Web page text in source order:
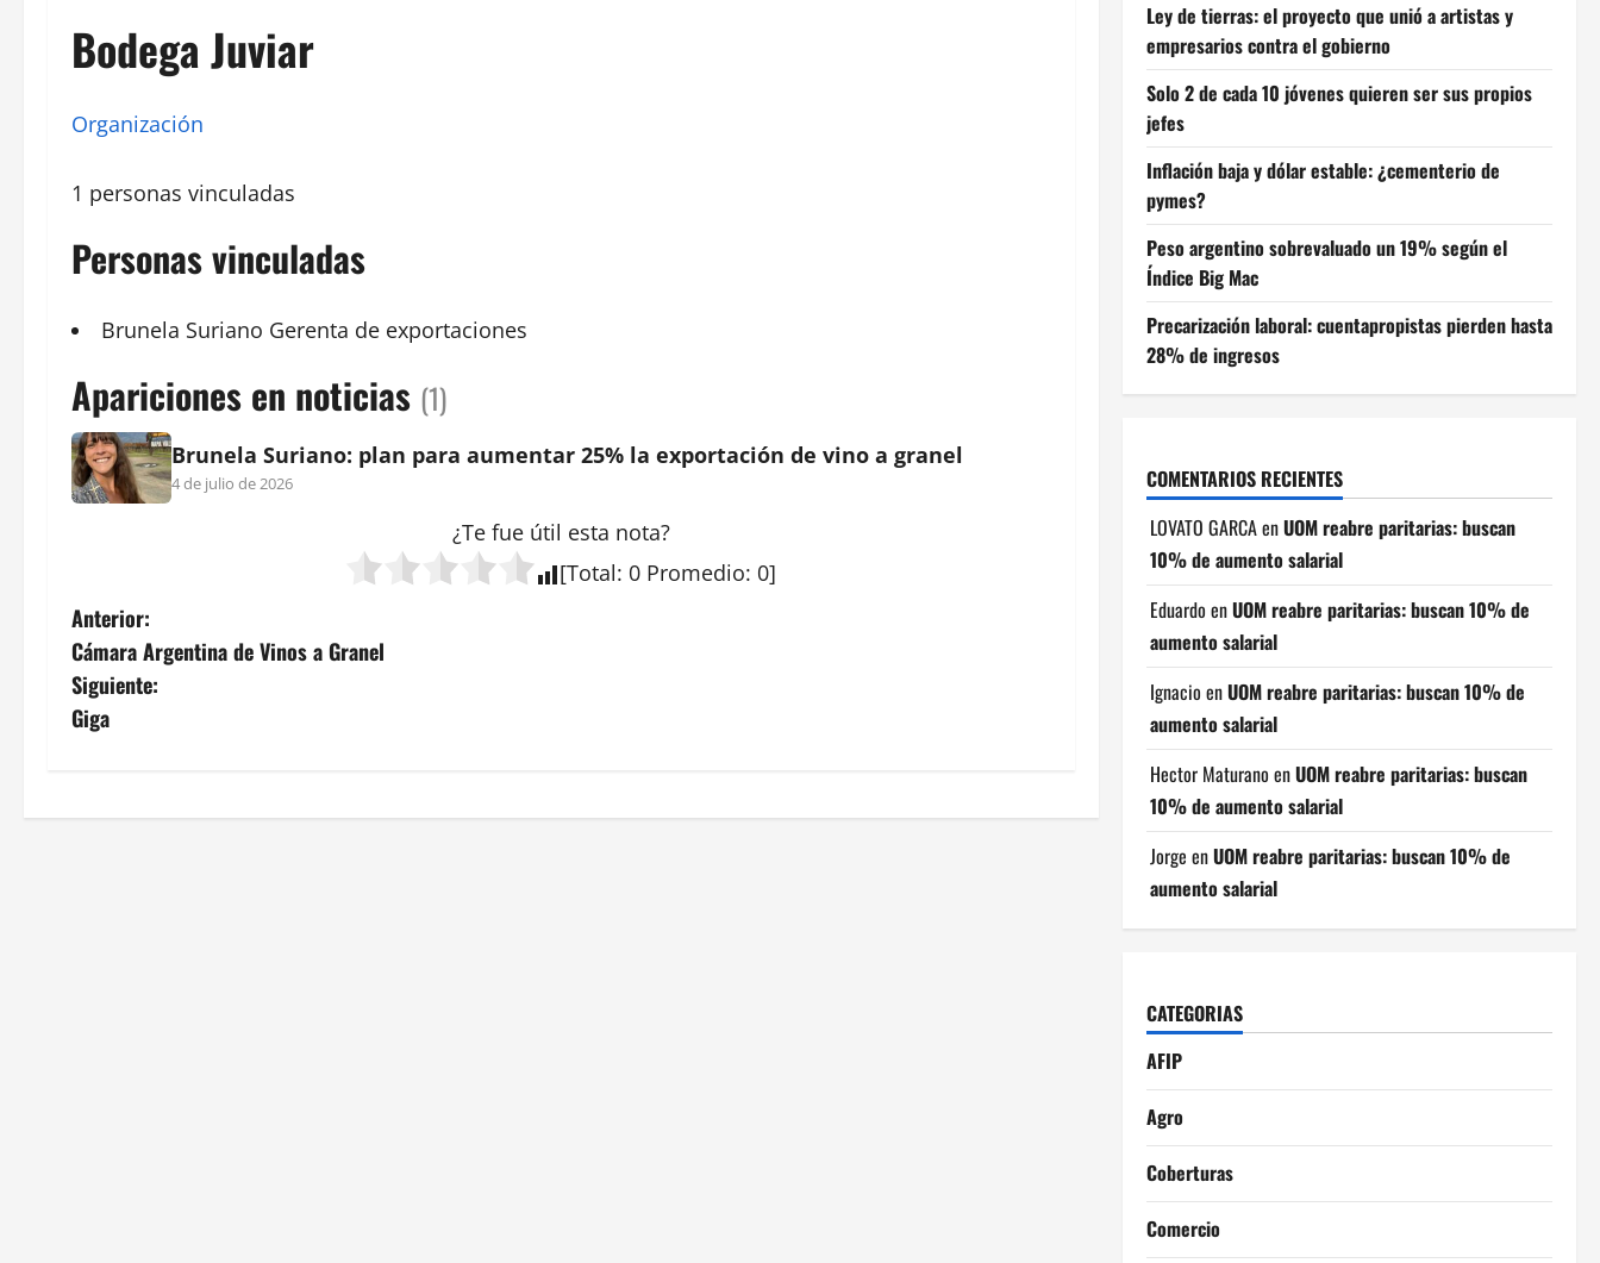
Bodega Juviar
Organización
1 personas vinculadas
Personas vinculadas
Brunela Suriano Gerenta de exportaciones
Apariciones en noticias (1)
Brunela Suriano: plan para aumentar 25% la exportación de vino a granel
4 de julio de 2026
¿Te fue útil esta nota?
[Total: 0 Promedio: 0]
N
a
v
g
Anterior:
Cámara Argentina de Vinos a Granel
Siguiente:
Giga
Ley de tierras: el proyecto que unió a artistas y
empresarios contra el gobierno
Solo 2 de cada 10 jóvenes quieren ser sus propios
jefes
Inflación baja y dólar estable: ¿cementerio de
pymes?
Peso argentino sobrevaluado un 19% según el
Índice Big Mac
Precarización laboral: cuentapropistas pierden hasta
28% de ingresos
COMENTARIOS RECIENTES
LOVATO GARCAenUOM reabre paritarias: buscan
10% de aumento salarial
Eduardo enUOM reabre paritarias: buscan 10% de
aumento salarial
Ignacio enUOM reabre paritarias: buscan 10% de
aumento salarial
Hector Maturano enUOM reabre paritarias: buscan
10% de aumento salarial
Jorge enUOM reabre paritarias: buscan 10% de
aumento salarial
CATEGORIAS
AFIP
Agro
Coberturas
Comercio